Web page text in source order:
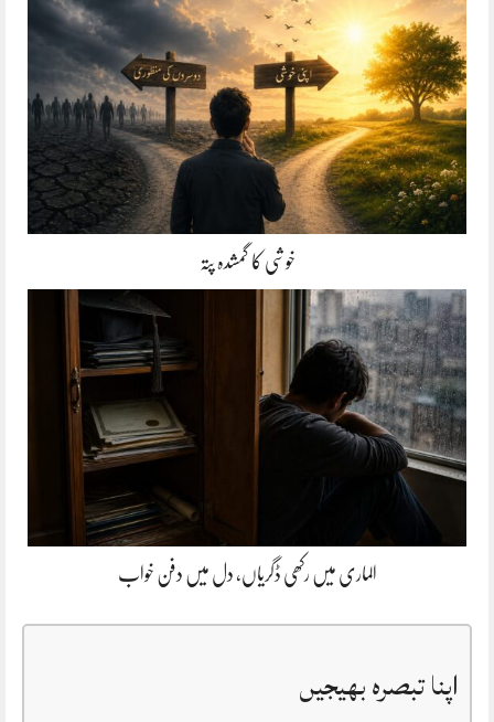
خوشی کا گمشدہ پتہ
الماری میں رکھی ڈگریاں، دل میں دفن خواب
اپنا تبصرہ بھیجیں